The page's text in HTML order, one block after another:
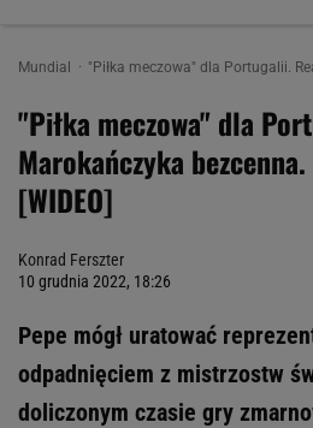
Mundial "Piłka meczowa" dla Portugalii.
"Piłka meczowa" dla
Marokańczyka
[WIDEO]
Konrad Ferszter
10 grudnia 2022, 18:26
Pepe mógł uratować
odpadnięciem z mistrzostw
doliczonym czasie gry